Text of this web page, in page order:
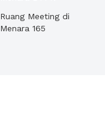
Ruang Meeting di
Menara 165